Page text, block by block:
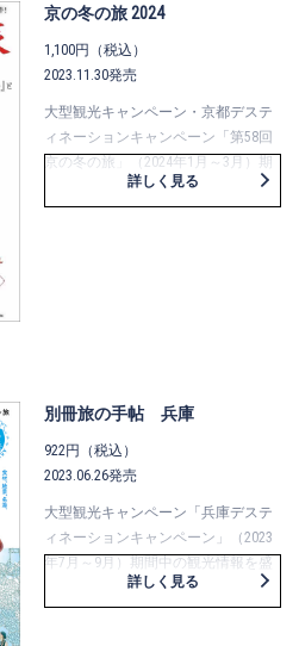
家で写真家の池坊専宗さん、彫刻
掲載。「京の冬の旅」を事前予約で
楽しめるプランや特別イベント、列
車の時刻検索に便利なアプリの情報
にも注目です。
京の冬の旅 2024
1,100円（税込）
2023.11.30発売
大型観光キャンペーン・京都デステ
ィネーションキャンペーン「第58回
京の冬の旅」（2024年1月～3月）期
間中の観光情報を盛り込んだ、冬の
京都の旅のガイドブックです。『源
目若主人で生間流式庖丁31代目次期
家・樂雅臣さんのインタビューを掲
載。「京の冬の旅」を事前予約で楽
しめるプランや特別イベント、列車
の時刻検索に便利なアプリの情報に
も注目です。
詳しく見る
別冊旅の手帖 兵庫
922円（税込）
2023.06.26発売
大型観光キャンペーン「兵庫デステ
ィネーションキャンペーン」（2023
年7月～9月）期間中の観光情報を盛
り込んだ、兵庫の旅のガイドブック
です。巻頭の特集「HYOGO
詳しく見る